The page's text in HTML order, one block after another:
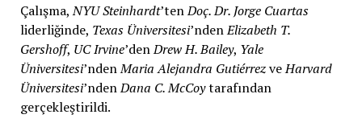
Çalışma,NYU Steinhardt’tenDoç. Dr. Jorge Cuartas
liderliğinde, Texas Üniversitesi’ndenElizabeth T.
Gershoff, UC Irvine’denDrew H. Bailey, Yale
Üniversitesi’ndenMaria Alejandra GutiérrezveHarvard
Üniversitesi’ndenDana C. McCoytarafından
gerçekleştirildi.